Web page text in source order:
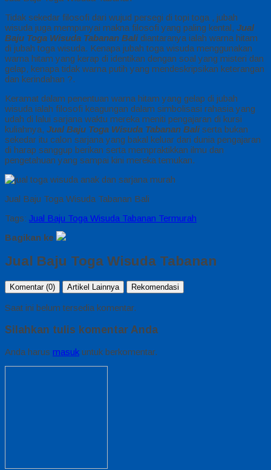
Tidak sekedar filosofi dari wujud persegi di topi toga , jubah
wisuda juga mempunyai makna filosofi yang paling kental, Jual
Baju Toga Wisuda Tabanan Balidiantaranya ialah warna hitam
di jubah toga wisuda. Kenapa jubah toga wisuda menggunakan
warna hitam yang kerap di identikan dengan soal yang misteri dan
gelap, kenapa tidak warna putih yang mendeskripsikan keterangan
dan kerindahan ?.
Keramat dalam penentuan warna hitam yang gelap di jubah
wisuda ialah filosofi keagungan dalam simbolisasi rahasia yang
udah di lalui sarjana waktu mereka meniti pengajaran di kursi
kuliahnya, Jual Baju Toga Wisuda Tabanan Baliserta bukan
sekedar itu calon sarjana yang bakal keluar dari dunia pengajaran
di harap sanggup berikan serta mempraktikkan ilmu dan
pengetahuan yang sampai kini mereka temukan.
Jual Baju Toga Wisuda Tabanan Bali
Tags: Jual Baju Toga Wisuda Tabanan Termurah
Bagikan ke
Jual Baju Toga Wisuda Tabanan
Komentar (0) Artikel Lainnya Rekomendasi
Saat ini belum tersedia komentar.
Silahkan tulis komentar Anda
Anda harus masuk untuk berkomentar.